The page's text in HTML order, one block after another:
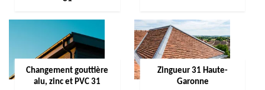
Changement gouttière
alu, zinc et PVC 31
Zingueur 31 Haute-
Garonne